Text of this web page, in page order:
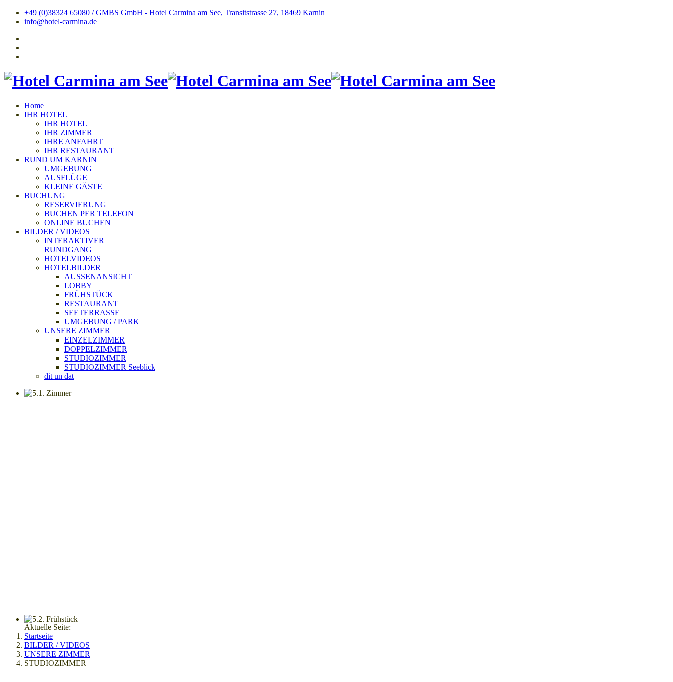
+49 (0)38324 65080 / GMBS GmbH - Hotel Carmina am See, Transitstrasse 27, 18469 Karnin
info@hotel-carmina.de
Home
IHR HOTEL
IHR HOTEL
IHR ZIMMER
IHRE ANFAHRT
IHR RESTAURANT
RUND UM KARNIN
UMGEBUNG
AUSFLÜGE
KLEINE GÄSTE
BUCHUNG
RESERVIERUNG
BUCHEN PER TELEFON
ONLINE BUCHEN
BILDER / VIDEOS
INTERAKTIVER
RUNDGANG
HOTELVIDEOS
HOTELBILDER
AUSSENANSICHT
LOBBY
FRÜHSTÜCK
RESTAURANT
SEETERRASSE
UMGEBUNG / PARK
UNSERE ZIMMER
EINZELZIMMER
DOPPELZIMMER
STUDIOZIMMER
STUDIOZIMMER Seeblick
dit un dat
Aktuelle Seite:
Startseite
BILDER / VIDEOS
UNSERE ZIMMER
STUDIOZIMMER